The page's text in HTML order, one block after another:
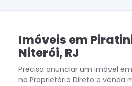
Imóveisem
Niterói,RJ
Precisa anunciar um imóvel em
na Proprietário Direto e venda